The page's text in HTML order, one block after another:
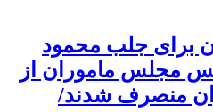
برای جلب محمود
مجلس ماموران از
منصرف شدند/